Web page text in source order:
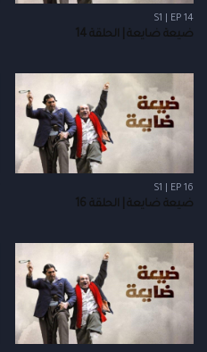
S1 | EP 14
ضيعة ضايعة | الحلقة 14
S1 | EP 16
ضيعة ضايعة | الحلقة 16